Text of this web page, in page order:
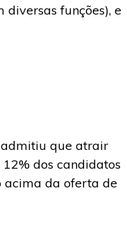
funções), e
admitiu que atrair
dos candidatos
acima da oferta de